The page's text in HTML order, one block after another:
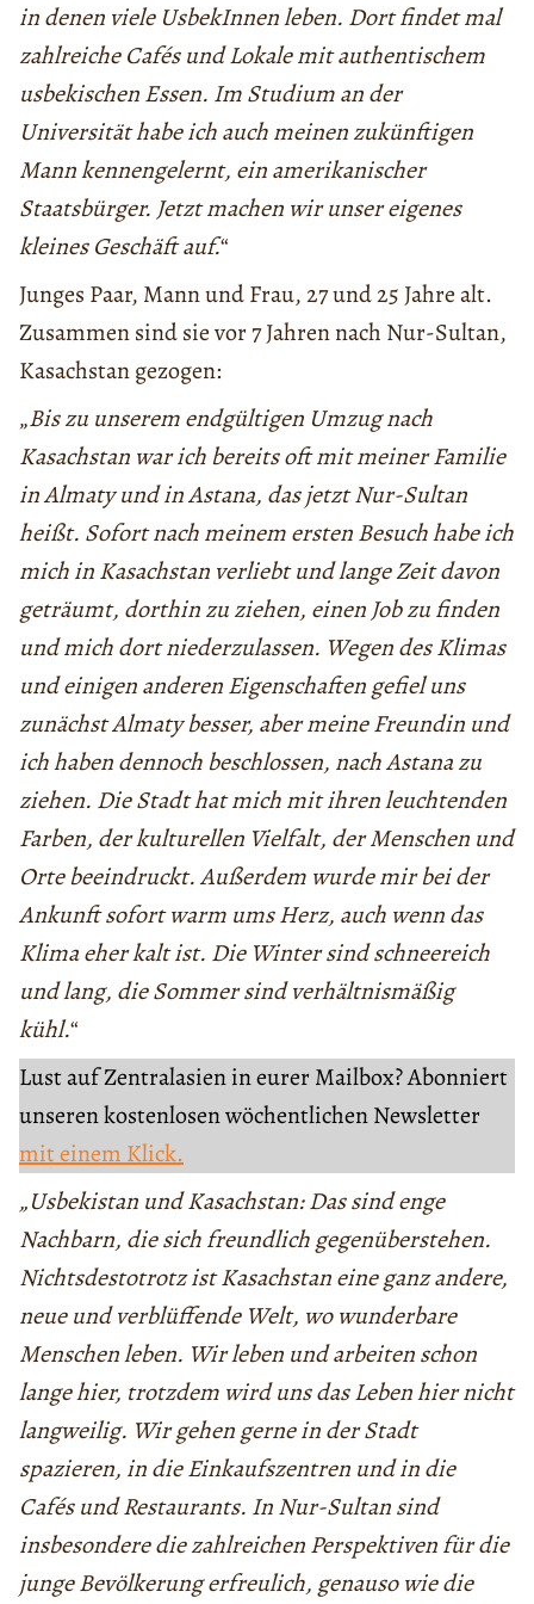
in denen viele UsbekInnen leben. Dort findet mal
zahlreiche Cafés und Lokale mit authentischem
usbekischen Essen. Im Studium an der
Universität habe ich auch meinen zukünftigen
Mann kennengelernt, ein amerikanischer
Staatsbürger. Jetzt machen wir unser eigenes
kleines Geschäft auf.“
Junges Paar, Mann und Frau, 27 und 25 Jahre alt.
Zusammen sind sie vor 7 Jahren nach Nur-Sultan,
Kasachstan gezogen:
„Bis zu unserem endgültigen Umzug nach
Kasachstan war ich bereits oft mit meiner Familie
in Almaty und in Astana, das jetzt Nur-Sultan
heißt. Sofort nach meinem ersten Besuch habe ich
mich in Kasachstan verliebt und lange Zeit davon
geträumt, dorthin zu ziehen, einen Job zu finden
und mich dort niederzulassen. Wegen des Klimas
und einigen anderen Eigenschaften gefiel uns
zunächst Almaty besser, aber meine Freundin und
ich haben dennoch beschlossen, nach Astana zu
ziehen. Die Stadt hat mich mit ihren leuchtenden
Farben, der kulturellen Vielfalt, der Menschen und
Orte beeindruckt. Außerdem wurde mir bei der
Ankunft sofort warm ums Herz, auch wenn das
Klima eher kalt ist. Die Winter sind schneereich
und lang, die Sommer sind verhältnismäßig
kühl.“
Lust auf Zentralasien in eurer Mailbox? Abonniert
unseren kostenlosen wöchentlichen Newsletter
mit einem Klick.
„Usbekistan und Kasachstan: Das sind enge
Nachbarn, die sich freundlich gegenüberstehen.
Nichtsdestotrotz ist Kasachstan eine ganz andere,
neue und verblüffende Welt, wo wunderbare
Menschen leben. Wir leben und arbeiten schon
lange hier, trotzdem wird uns das Leben hier nicht
langweilig. Wir gehen gerne in der Stadt
spazieren, in die Einkaufszentren und in die
Cafés und Restaurants. In Nur-Sultan sind
insbesondere die zahlreichen Perspektiven für die
junge Bevölkerung erfreulich, genauso wie die